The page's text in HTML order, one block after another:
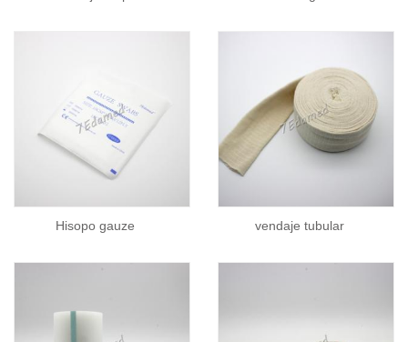
Hisopo gauze vendaje tubular